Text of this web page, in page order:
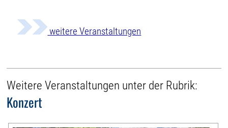
weitere Veranstaltungen
Weitere Veranstaltungen unter der Rubrik:
Konzert